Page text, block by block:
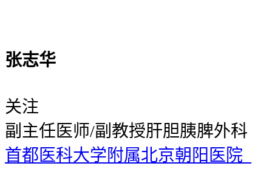
张志华
关注
副主任医师/副教授肝胆胰脾外科
首都医科大学附属北京朝阳医院